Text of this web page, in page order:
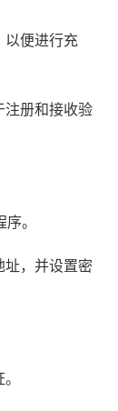
以便进行充
注册和接收验
。
，并设置密